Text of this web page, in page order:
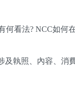
何看法? NCC如何
執照、內容、消